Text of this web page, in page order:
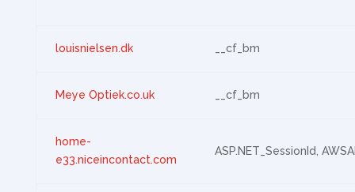
louisnielsen.dk __cf_bm
Meye Optiek.co.uk __cf_bm
home-
e33.niceincontact.com
ASP.NET_SessionId,